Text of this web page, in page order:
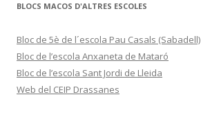
BLOCS MACOS D'ALTRES ESCOLES
Bloc de 5è de l´escola Pau Casals (Sabadell)
Bloc de l’escola Anxaneta de Mataró
Bloc de l’escola Sant Jordi de Lleida
Web del CEIP Drassanes